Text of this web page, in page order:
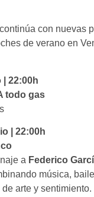
con nuevas
de verano en
| 22:00h
todo gas
| 22:00h
a Federico
música,
arte y sentimiento.